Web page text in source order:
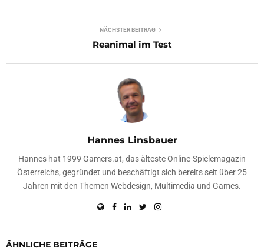
NÄCHSTER BEITRAG
Reanimal im Test
Hannes Linsbauer
Hannes hat 1999 Gamers.at, das älteste Online-Spielemagazin
Österreichs, gegründet und beschäftigt sich bereits seit über 25
Jahren mit den Themen Webdesign, Multimedia und Games.
ÄHNLICHE BEITRÄGE